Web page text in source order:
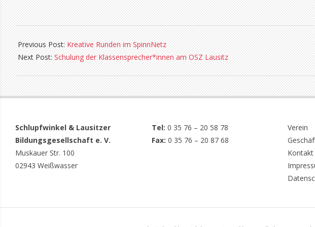
2023-
01-
05
Previous Post:Kreative Runden im SpinnNetz
Next Post:Schulung der Klassensprecher*innen am OSZ Lausitz
Schlupfwinkel & Lausitzer
Bildungsgesellschaft e. V.
Muskauer Str. 100
02943 Weißwasser
Tel: 0 35 76 – 20 58 78
Fax: 0 35 76 – 20 87 68
Verein
Kontakt